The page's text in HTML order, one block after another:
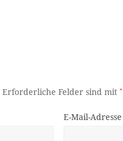
Erforderliche Felder sind mit*
E-Mail-Adresse